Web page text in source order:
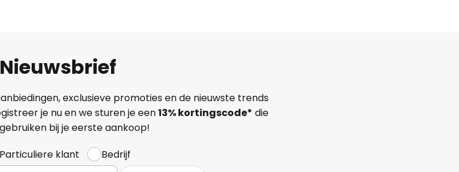
Nieuwsbrief
exclusieve promoties en de nieuwste trends
je nu en we sturen je een13%kortingscode* die
bij je eerste aankoop!
Particuliere klant
Bedrijf